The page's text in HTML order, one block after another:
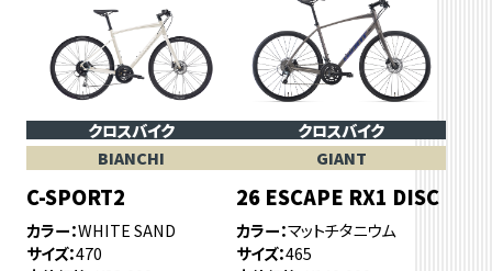
クロスバイク
BIANCHI
C-SPORT2
カラー WHITE SAND
サイズ 470
クロスバイク
GIANT
26 ESCAPE RX1 DISC
カラー マットチタニウム
サイズ 465